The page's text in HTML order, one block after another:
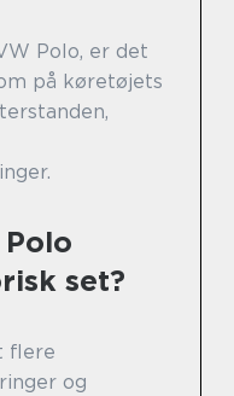
Polo, er det
på køretøjets
set?
flere
og